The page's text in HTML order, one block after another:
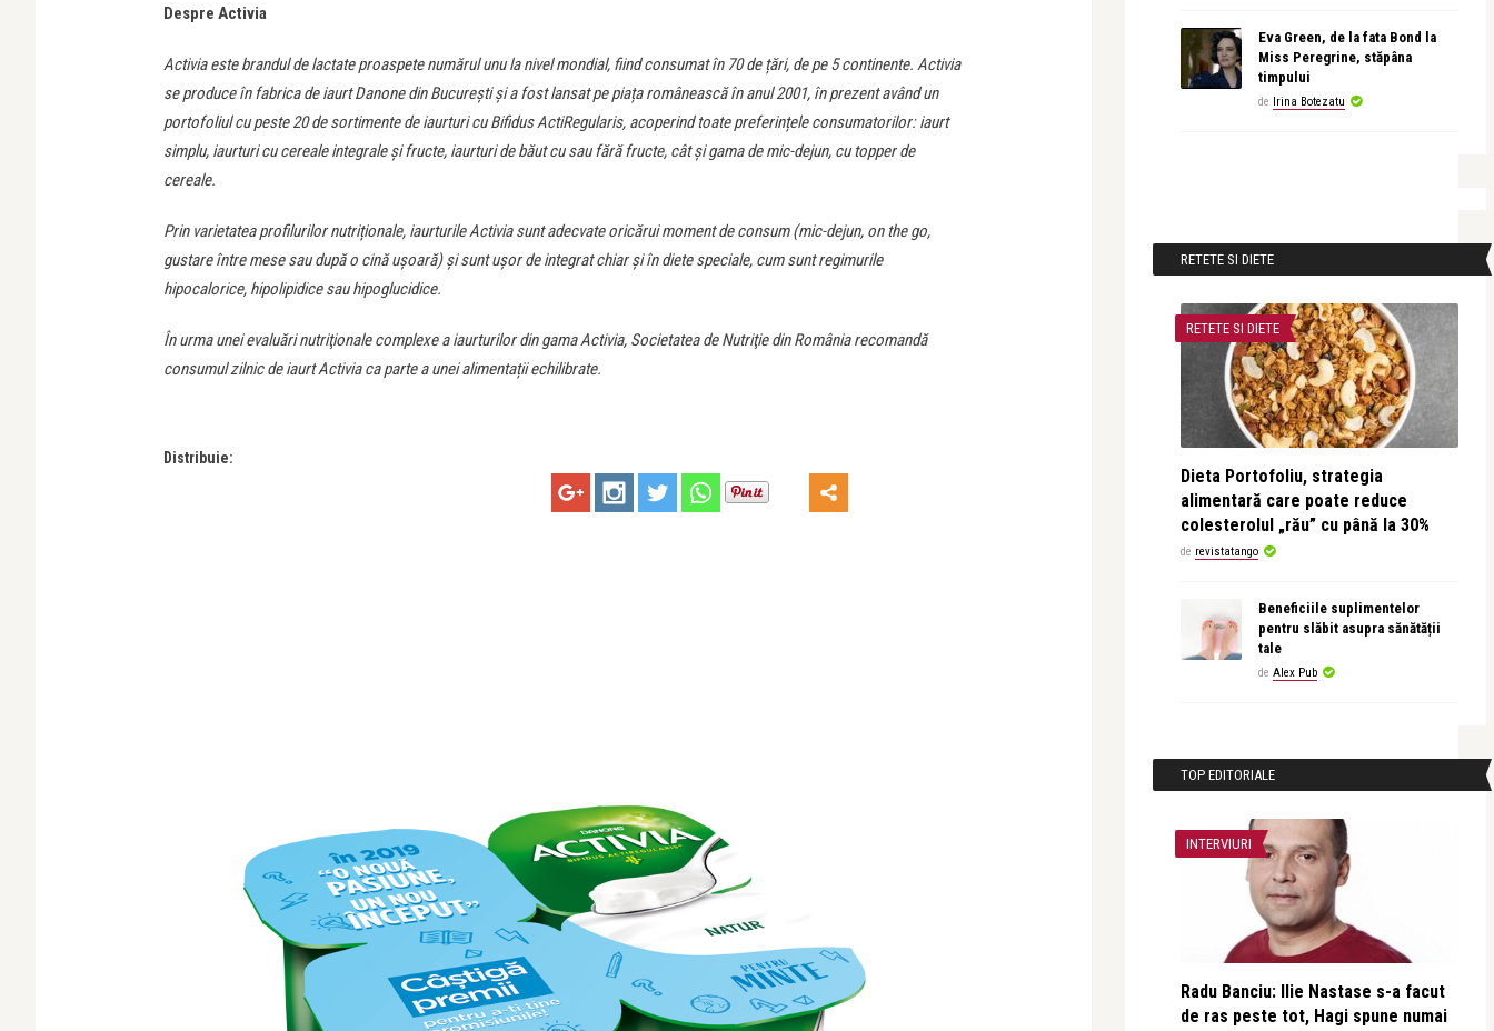
Despre Activia
Activia este brandul de lactate proaspete numărul unu la nivel mondial, fiind consumat în 70 de țări, de pe 5 continente. Activia
se produce în fabrica de iaurt Danone din București și a fost lansat pe piața românească în anul 2001, în prezent având un
portofoliul cu peste 20 de sortimente de iaurturi cu Bifidus ActiRegularis, acoperind toate preferințele consumatorilor: iaurt
simplu, iaurturi cu cereale integrale și fructe, iaurturi de băut cu sau fără fructe, cât și gama de mic-dejun, cu topper de
cereale.
Prin varietatea profilurilor nutriționale, iaurturile Activia sunt adecvate oricărui moment de consum (mic-dejun, on the go,
gustare între mese sau după o cină ușoară) și sunt ușor de integrat chiar și în diete speciale, cum sunt regimurile
hipocalorice, hipolipidice sau hipoglucidice.
În urma unei evaluări nutriţionale complexe a iaurturilor din gama Activia, Societatea de Nutriţie din România recomandă
consumul zilnic de iaurt Activia ca parte a unei alimentații echilibrate.
Distribuie:
Eva Green, de la fata Bond la
Miss Peregrine, stăpâna
timpului
de Irina Botezatu
RETETE SI DIETE
RETETE SI DIETE
Dieta Portofoliu, strategia
alimentară care poate reduce
colesterolul „rău” cu până la 30%
de revistatango
Beneficiile suplimentelor
pentru slăbit asupra sănătății
tale
de Alex Pub
TOP EDITORIALE
INTERVIURI
Radu Banciu: Ilie Nastase s-a facut
de ras peste tot, Hagi spune numai